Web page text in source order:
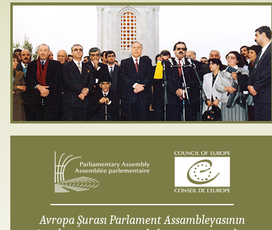
Avropa Şurası Parlament Assambleyasının